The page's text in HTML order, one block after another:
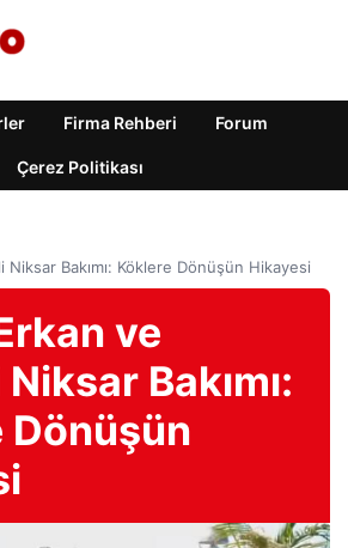
Firma Rehberi Forum
Çerez Politikası
Bakımı: Köklere Dönüşün Hikayesi
ve
Bakımı:
Dönüşün